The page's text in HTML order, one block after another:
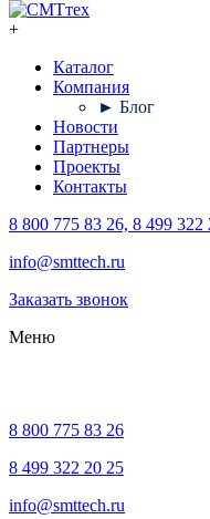
+
Каталог
Компания
► Блог
Новости
Партнеры
Проекты
Контакты
8 800 775 83 26, 8 499 322
info@smttech.ru
Заказать звонок
Меню
8 800 775 83 26
8 499 322 20 25
info@smttech.ru
Печи
Ремонт